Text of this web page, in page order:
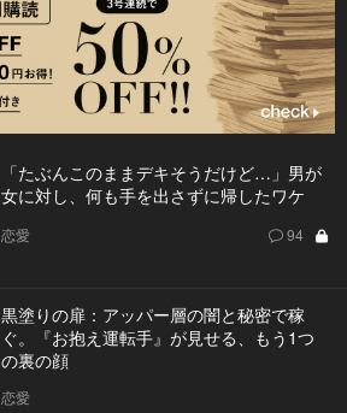
「たぶんこのままデキそうだけど…」男が
女に対し、何も手を出さずに帰したワケ
恋愛 94
黒塗りの扉：アッパー層の闇と秘密で稼
ぐ。『お抱え運転手』が見せる、もう1つ
の裏の顔
恋愛